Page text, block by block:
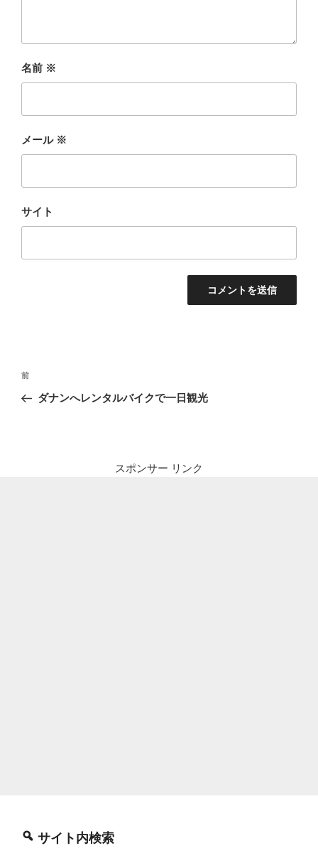
名前 ※
メール ※
サイト
投
ナ
前
の
前
ダナンへレンタルバイクで一日観光
スポンサー リンク
サイト内検索